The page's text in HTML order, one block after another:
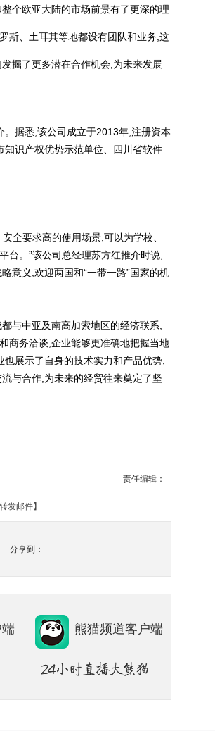
个欧亚大陆的市场前景有了更深的理
斯、土耳其等地都设有团队和业务,这
掘了更多潜在合作机会,为未来发展
据悉,该公司成立于2013年,注册资本
识产权优势示范单位、四川省软件
全要求高的使用场景,可以为学校、
台。”该公司总经理苏方红推介时说,
意义,欢迎两国和“一带一路”国家的机
与中亚及南高加索地区的经济联系,
商务洽谈,企业能够更准确地把握当地
展示了自身的技术实力和产品优势,
与合作,为未来的经贸往来奠定了坚
责任编辑：
转发邮件】
分享到：
熊猫频道客户端